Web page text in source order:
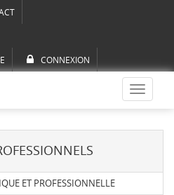
CONNEXION
Toggle
ET PROFESSIONNELLE